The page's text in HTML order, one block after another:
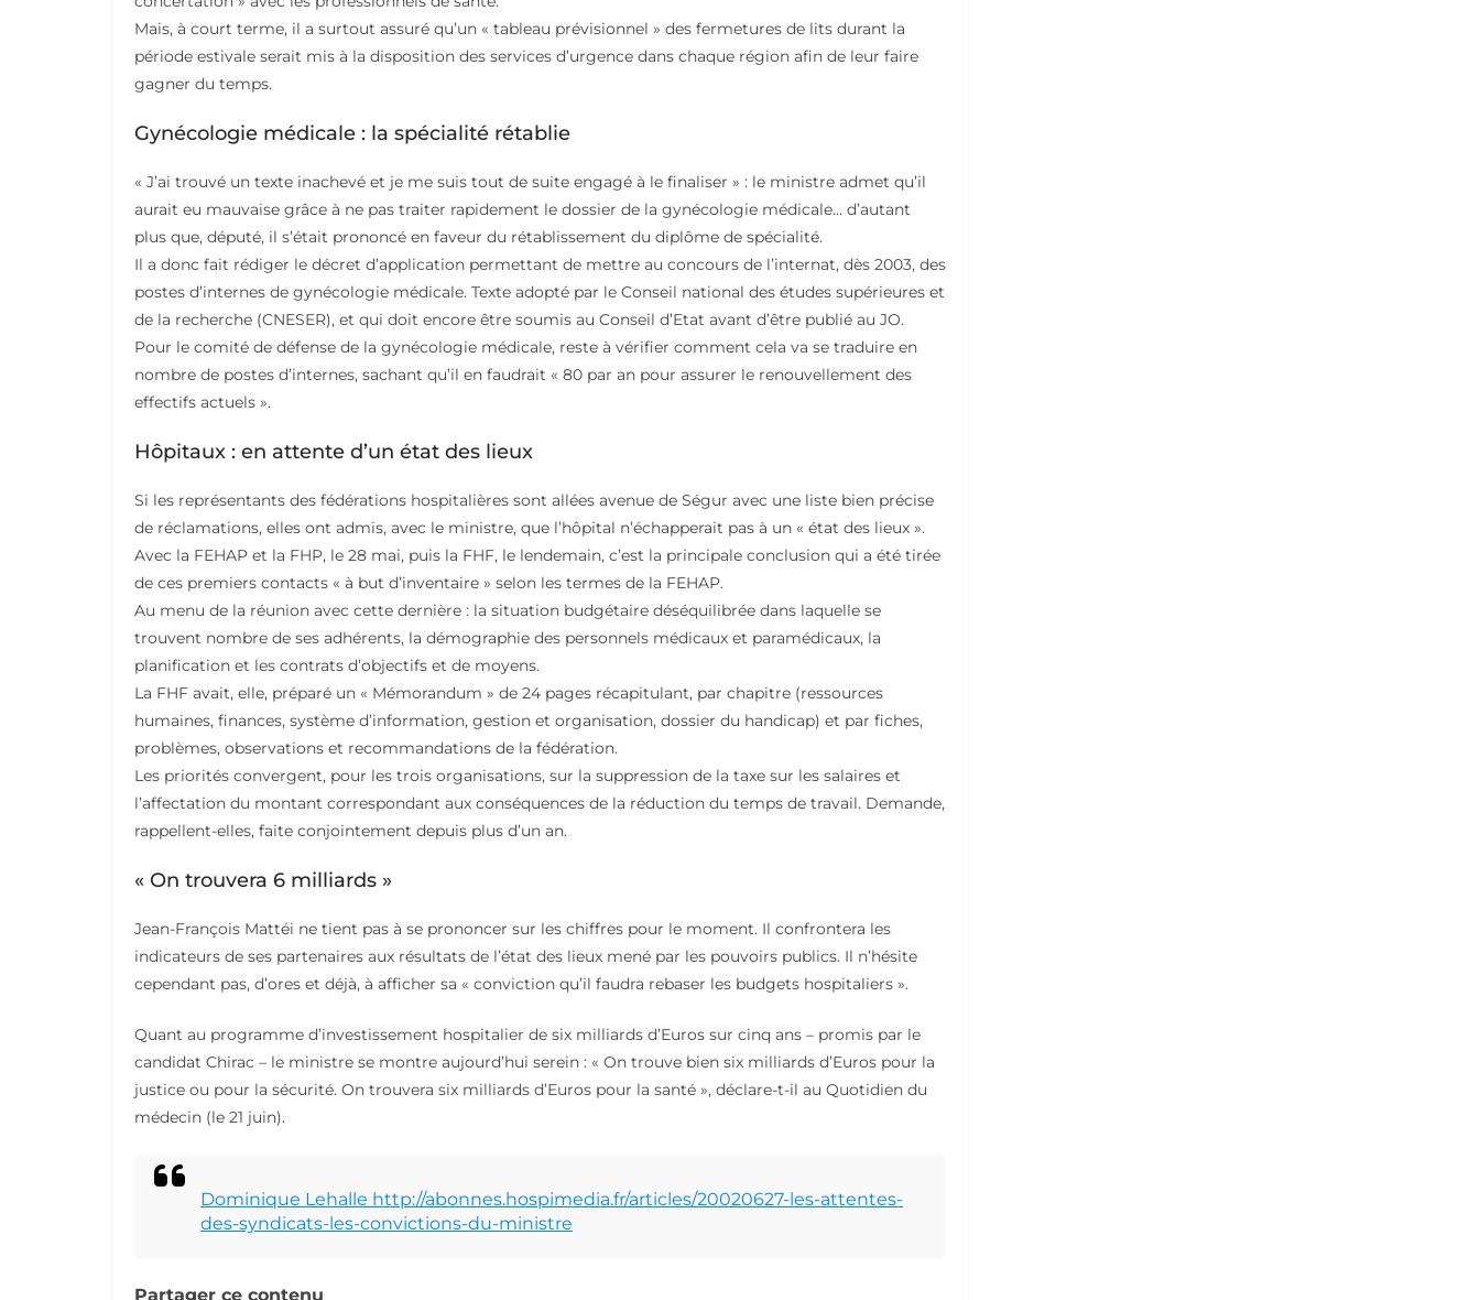
Mais, à court terme, il a surtout assuré qu’un « tableau prévisionnel » des fermetures de lits durant la
période estivale serait mis à la disposition des services d’urgence dans chaque région afin de leur faire
gagner du temps.
Gynécologie médicale : la spécialité rétablie
« J’ai trouvé un texte inachevé et je me suis tout de suite engagé à le finaliser » : le ministre admet qu’il
aurait eu mauvaise grâce à ne pas traiter rapidement le dossier de la gynécologie médicale… d’autant
plus que, député, il s’était prononcé en faveur du rétablissement du diplôme de spécialité.
Il a donc fait rédiger le décret d’application permettant de mettre au concours de l’internat, dès 2003, des
postes d’internes de gynécologie médicale. Texte adopté par le Conseil national des études supérieures et
de la recherche (CNESER), et qui doit encore être soumis au Conseil d’Etat avant d’être publié au JO.
Pour le comité de défense de la gynécologie médicale, reste à vérifier comment cela va se traduire en
nombre de postes d’internes, sachant qu’il en faudrait « 80 par an pour assurer le renouvellement des
effectifs actuels ».
Hôpitaux : en attente d’un état des lieux
Si les représentants des fédérations hospitalières sont allées avenue de Ségur avec une liste bien précise
de réclamations, elles ont admis, avec le ministre, que l’hôpital n’échapperait pas à un « état des lieux ».
Avec la FEHAP et la FHP, le 28 mai, puis la FHF, le lendemain, c’est la principale conclusion qui a été tirée
de ces premiers contacts « à but d’inventaire » selon les termes de la FEHAP.
Au menu de la réunion avec cette dernière : la situation budgétaire déséquilibrée dans laquelle se
trouvent nombre de ses adhérents, la démographie des personnels médicaux et paramédicaux, la
planification et les contrats d’objectifs et de moyens.
La FHF avait, elle, préparé un « Mémorandum » de 24 pages récapitulant, par chapitre (ressources
humaines, finances, système d’information, gestion et organisation, dossier du handicap) et par fiches,
problèmes, observations et recommandations de la fédération.
Les priorités convergent, pour les trois organisations, sur la suppression de la taxe sur les salaires et
l’affectation du montant correspondant aux conséquences de la réduction du temps de travail. Demande,
rappellent-elles, faite conjointement depuis plus d’un an.
« On trouvera 6 milliards »
Jean-François Mattéi ne tient pas à se prononcer sur les chiffres pour le moment. Il confrontera les
indicateurs de ses partenaires aux résultats de l’état des lieux mené par les pouvoirs publics. Il n’hésite
cependant pas, d’ores et déjà, à afficher sa « conviction qu’il faudra rebaser les budgets hospitaliers ».
Quant au programme d’investissement hospitalier de six milliards d’Euros sur cinq ans – promis par le
candidat Chirac – le ministre se montre aujourd’hui serein : « On trouve bien six milliards d’Euros pour la
justice ou pour la sécurité. On trouvera six milliards d’Euros pour la santé », déclare-t-il au Quotidien du
médecin (le 21 juin).
Dominique Lehalle http://abonnes.hospimedia.fr/articles/20020627-les-attentes-
des-syndicats-les-convictions-du-ministre
Partager ce contenu